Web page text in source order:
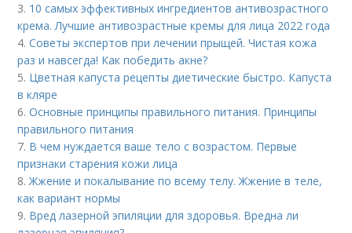
3. 10 самых эффективных ингредиентов антивозрастного
крема. Лучшие антивозрастные кремы для лица 2022 года
4.Советы экспертов при лечении прыщей. Чистая кожа
раз и навсегда! Как победить акне?
5. Цветная капуста рецепты диетические быстро. Капуста
в кляре
6.Основные принципы правильного питания. Принципы
правильного питания
7. В чем нуждается ваше тело с возрастом. Первые
признаки старения кожи лица
8.Жжение и покалывание по всему телу. Жжение в теле,
как вариант нормы
9. Вред лазерной эпиляции для здоровья. Вредна ли